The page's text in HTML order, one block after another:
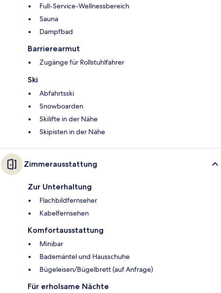
Full-Service-Wellnessbereich
Sauna
Dampfbad
Barrierearmut
Zugänge für Rollstuhlfahrer
Ski
Abfahrtsski
Snowboarden
Skilifte in der Nähe
Skipisten in der Nähe
Zimmerausstattung
Zur Unterhaltung
Flachbildfernseher
Kabelfernsehen
Komfortausstattung
Minibar
Bademäntel und Hausschuhe
Bügeleisen/Bügelbrett (auf Anfrage)
Für erholsame Nächte